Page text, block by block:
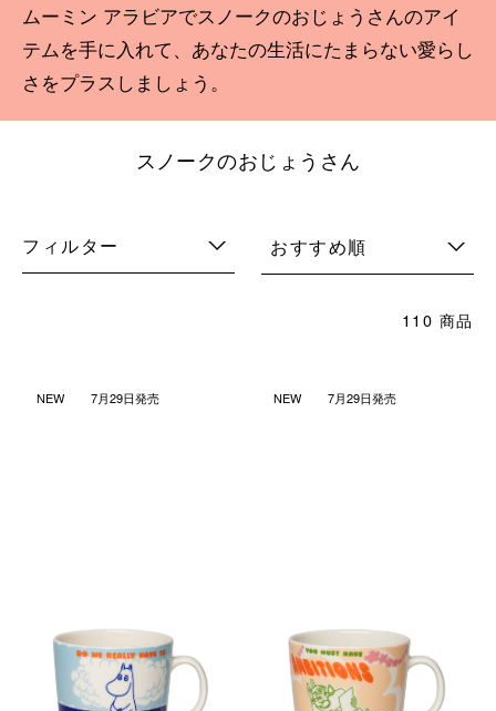
ムーミン アラビアでスノークのおじょうさんのアイ
テムを手に入れて、あなたの生活にたまらない愛らし
さをプラスしましょう。
スノークのおじょうさん
フィルター おすすめ順
110 商品
NEW 7月29日発売
ムーミン レベルクラブ マグ
0.4L トークイットオールアウ
￥4,620 (税込)
NEW 7月29日発売
ムーミン レベルクラブ マグ
0.4L ボスレディ
￥4,620 (税込)